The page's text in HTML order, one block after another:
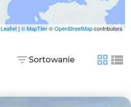
Leaflet | © MapTiler©OpenStreetMapcontributors
Sortowanie
tabela